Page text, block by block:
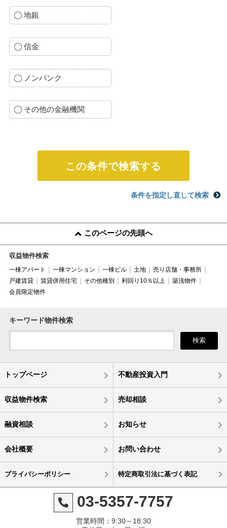
地銀
信金
ノンバンク
その他の金融機関
条件を指定し直して検索
このページの先頭へ
収益物件検索
一棟アパート 一棟マンション 一棟ビル 土地
売り店舗・事務所
戸建賃貸
賃貸併用住宅 その他種別 利回り10％以上
築浅物件
会員限定物件
キーワード物件検索
検索
トップページ 不動産投資入門
収益物件検索 売却相談
融資相談 お知らせ
会社概要 お問い合わせ
プライバシーポリシー 特定商取引法に基づく表記
03-5357-7757
営業時間：9:30～18:30